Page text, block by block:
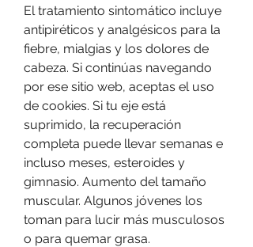
El tratamiento sintomático incluye
antipiréticos y analgésicos para la
fiebre, mialgias y los dolores de
cabeza. Si continúas navegando
por ese sitio web, aceptas el uso
de cookies. Si tu eje está
suprimido, la recuperación
completa puede llevar semanas e
incluso meses, esteroides y
gimnasio. Aumento del tamaño
muscular. Algunos jóvenes los
toman para lucir más musculosos
o para quemar grasa.